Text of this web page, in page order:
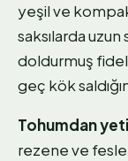
yeşil ve
saksılarda
doldurmuş
geç kök
Tohumdan
rezene ve